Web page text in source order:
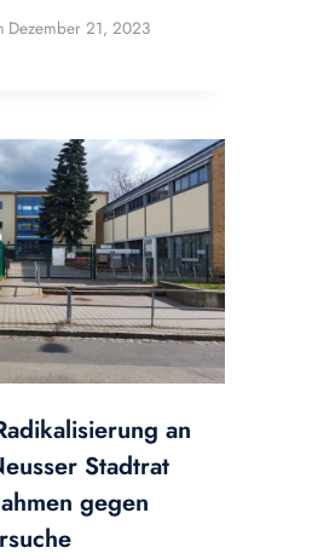
Dezember 21, 2023
an
Stadtrat
gegen